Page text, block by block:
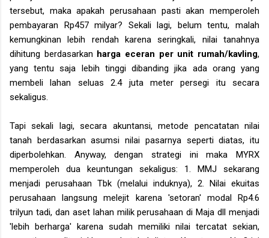
tersebut, maka apakah perusahaan pasti akan memperoleh
pembayaran Rp457 milyar? Sekali lagi, belum tentu, malah
kemungkinan lebih rendah karena seringkali, nilai tanahnya
dihitung berdasarkan harga eceran per unit rumah/kavling,
yang tentu saja lebih tinggi dibanding jika ada orang yang
membeli lahan seluas 2.4 juta meter persegi itu secara
sekaligus.
Tapi sekali lagi, secara akuntansi, metode pencatatan nilai
tanah berdasarkan asumsi nilai pasarnya seperti diatas, itu
diperbolehkan. Anyway, dengan strategi ini maka MYRX
memperoleh dua keuntungan sekaligus: 1. MMJ sekarang
menjadi perusahaan Tbk (melalui induknya), 2. Nilai ekuitas
perusahaan langsung melejit karena 'setoran' modal Rp4.6
trilyun tadi, dan aset lahan milik perusahaan di Maja dll menjadi
'lebih berharga' karena sudah memiliki nilai tercatat sekian,